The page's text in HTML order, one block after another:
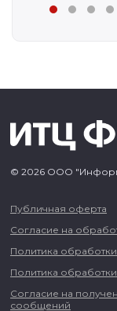
© 2026 ООО
Публичная оферта
Согласие на
Политика
Политика обработки
Согласие на
сообщений